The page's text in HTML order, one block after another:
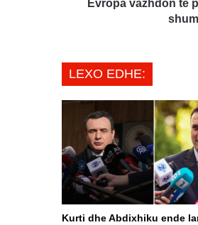
Evropa vazhdon të
LEXO EDHE:
Kurti dhe Abdixhiku ende